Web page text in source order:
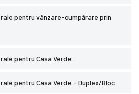
pentru vânzare-cumpărare prin
pentru Casa Verde
pentru Casa Verde - Duplex/Bloc